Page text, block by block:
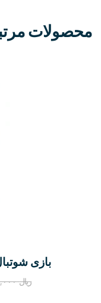
محصولات
بازی
ریال۲,۹۰۰,۰۰۰